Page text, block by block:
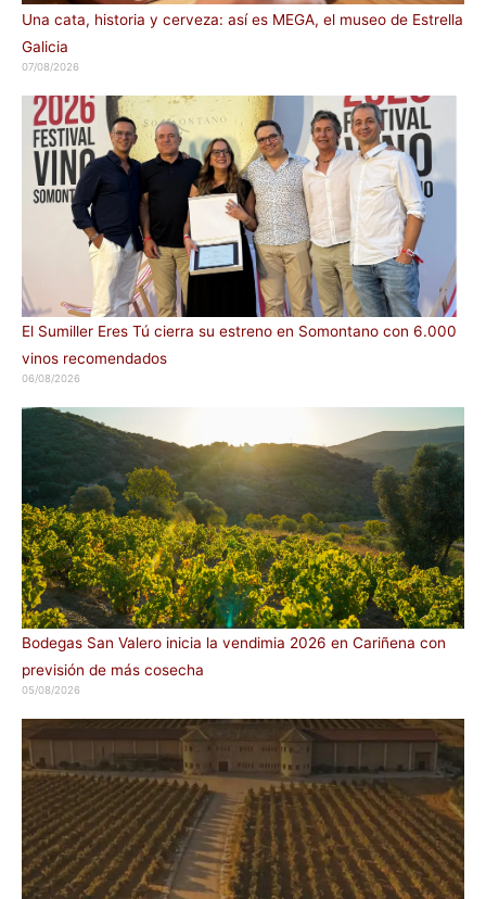
Una cata, historia y cerveza: así es MEGA, el museo de Estrella
Galicia
07/08/2026
El Sumiller Eres Tú cierra su estreno en Somontano con 6.000
vinos recomendados
06/08/2026
Bodegas San Valero inicia la vendimia 2026 en Cariñena con
previsión de más cosecha
05/08/2026